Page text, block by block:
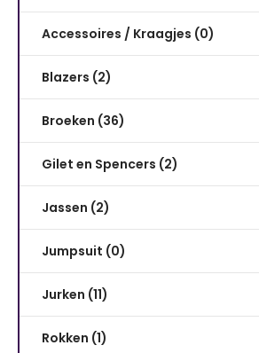
Accessoires / Kraagjes (0)
Blazers (2)
Broeken (36)
Gilet en Spencers (2)
Jassen (2)
Jumpsuit (0)
Jurken (11)
Rokken (1)